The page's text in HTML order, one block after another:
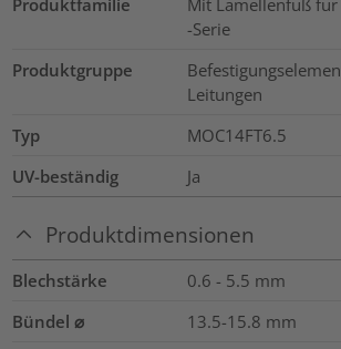
Produktfamilie
Mit Lamellenfuß für
-Serie
Produktgruppe
Leitungen
Typ
MOC14FT6.5
UV-beständig
Ja
Produktdimensionen
Blechstärke 0.6 - 5.5 mm
Bündel ⌀
13.5-15.8 mm